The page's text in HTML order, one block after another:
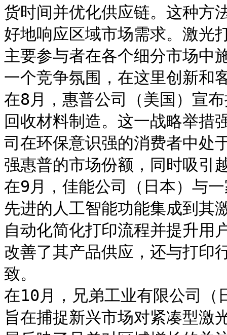
货时间并优化供应链。这种方
好地响应区域市场需求。激光
主要参与者在各个细分市场中
一个竞争氛围，在这里创新和
在8月，惠普公司（美国）宣
回收材料制造。这一战略举措
司在环保意识强的消费者中处
强惠普的市场份额，同时吸引
在9月，佳能公司（日本）与
先进的人工智能功能集成到其
自动化简化打印流程并提升用
改善了其产品供应，还与打印
致。
在10月，兄弟工业有限公司（
旨在捕捉新兴市场对紧凑型激